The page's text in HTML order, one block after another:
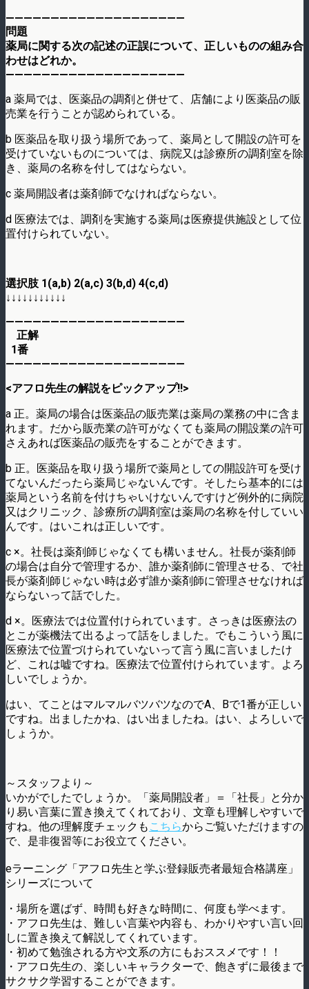
————————————————————
問題
薬局に関する次の記述の正誤について、正しいものの組み合
わせはどれか。
————————————————————
a 薬局では、医薬品の調剤と併せて、店舗により医薬品の販
売業を行うことが認められている。
b 医薬品を取り扱う場所であって、薬局として開設の許可を
受けていないものについては、病院又は診療所の調剤室を除
き、薬局の名称を付してはならない。
c 薬局開設者は薬剤師でなければならない。
d 医療法では、調剤を実施する薬局は医療提供施設として位
置付けられていない。
選択肢 1(a,b) 2(a,c) 3(b,d) 4(c,d)
↓↓↓↓↓↓↓↓↓↓↓
————————————————————
正解
1番
————————————————————
<アフロ先生の解説をピックアップ!!>
a 正。薬局の場合は医薬品の販売業は薬局の業務の中に含ま
れます。だから販売業の許可がなくても薬局の開設業の許可
さえあれば医薬品の販売をすることができます。
b 正。医薬品を取り扱う場所で薬局としての開設許可を受け
てないんだったら薬局じゃないんです。そしたら基本的には
薬局という名前を付けちゃいけないんですけど例外的に病院
又はクリニック、診療所の調剤室は薬局の名称を付していい
んです。はいこれは正しいです。
c ×。社長は薬剤師じゃなくても構いません。社長が薬剤師
の場合は自分で管理するか、誰か薬剤師に管理させる、で社
長が薬剤師じゃない時は必ず誰か薬剤師に管理させなければ
ならないって話でした。
d ×。医療法では位置付けられています。さっきは医療法の
とこが薬機法て出るよって話をしました。でもこういう風に
医療法で位置づけられていないって言う風に言いましたけ
ど、これは嘘ですね。医療法で位置付けられています。よろ
しいでしょうか。
はい、てことはマルマルバツバツなのでA、Bで1番が正しい
ですね。出ましたかね、はい出ましたね。はい、よろしいで
しょうか。
～スタッフより～
いかがでしたでしょうか。「薬局開設者」＝「社長」と分か
り易い言葉に置き換えてくれており、文章も理解しやすいで
すね。他の理解度チェックも こちらからご覧いただけますの
で、是非復習等にお役立てください。
eラーニング「アフロ先生と学ぶ登録販売者最短合格講座」
シリーズについて
・場所を選ばず、時間も好きな時間に、何度も学べます。
・アフロ先生は、難しい言葉や内容も、わかりやすい言い回
しに置き換えて解説してくれています。
・初めて勉強される方や文系の方にもおススメです！！
・アフロ先生の、楽しいキャラクターで、飽きずに最後まで
サクサク学習することができます。